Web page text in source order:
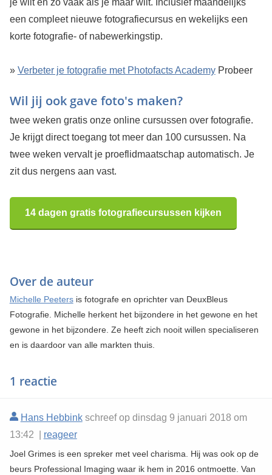
een compleet nieuwe fotografiecursus en wekelijks een
korte fotografie- of nabewerkingstip.
» Verbeter je fotografie met Photofacts Academy
Wil jij ook gave foto's maken?
Probeer
twee weken gratis onze online cursussen over fotografie.
Je krijgt direct toegang tot meer dan 100 cursussen. Na
twee weken vervalt je proeflidmaatschap automatisch. Je
zit dus nergens aan vast.
14 dagen gratis fotografiecursussen kijken
Over de auteur
Michelle Peetersis fotografe en oprichter van DeuxBleus
Fotografie. Michelle herkent het bijzondere in het gewone en het
gewone in het bijzondere. Ze heeft zich nooit willen specialiseren
en is daardoor van alle markten thuis.
1 reactie
Hans Hebbinkschreef op dinsdag 9 januari 2018 om
13:42 | reageer
Joel Grimes is een spreker met veel charisma. Hij was ook op de
beurs Professional Imaging waar ik hem in 2016 ontmoette. Van